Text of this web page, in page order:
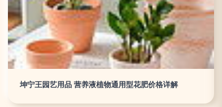
坤宁王园艺用品 营养液植物通用型花肥价格详解